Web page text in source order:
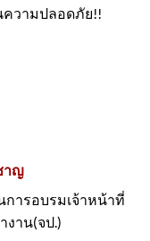
ความปลอดภัย!!
าญ
การอบรมเจ้าหน้าที่
าน(จป.)